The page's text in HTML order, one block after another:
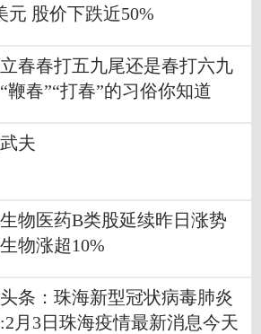
元 股价下跌近50%
春春打五九尾还是春打六九
鞭春”“打春”的习俗你知道
夫
物医药B类股延续昨日涨势
物涨超10%
条：珠海新型冠状病毒肺炎
月3日珠海疫情最新消息今天